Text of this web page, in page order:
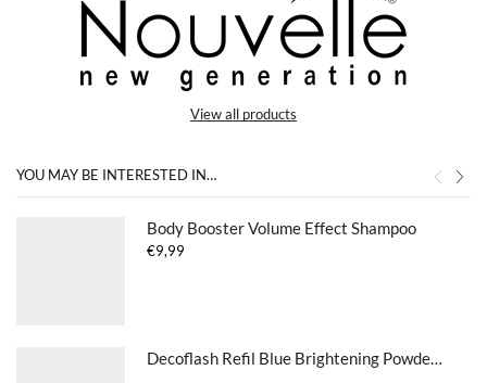
View all products
YOU MAY BE INTERESTED IN…
Body Booster Volume Effect Shampoo
€9,99
Decoflash Refil Blue Brightening Powder 500 g